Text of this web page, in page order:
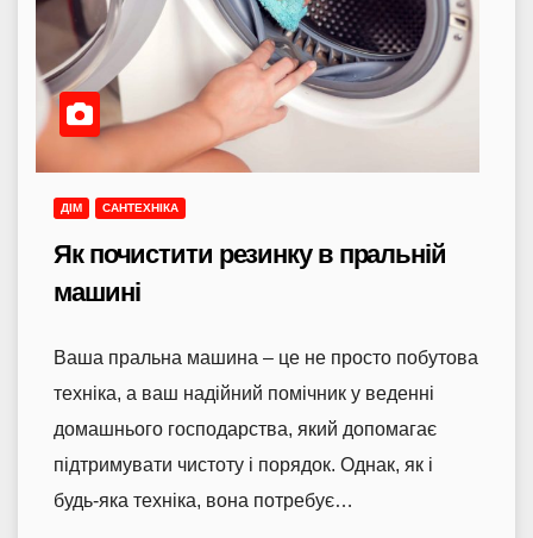
ДІМ САНТЕХНІКА
Як почистити резинку в пральній
машині
Ваша пральна машина – це не просто побутова
техніка, а ваш надійний помічник у веденні
домашнього господарства, який допомагає
підтримувати чистоту і порядок. Однак, як і
будь-яка техніка, вона потребує…